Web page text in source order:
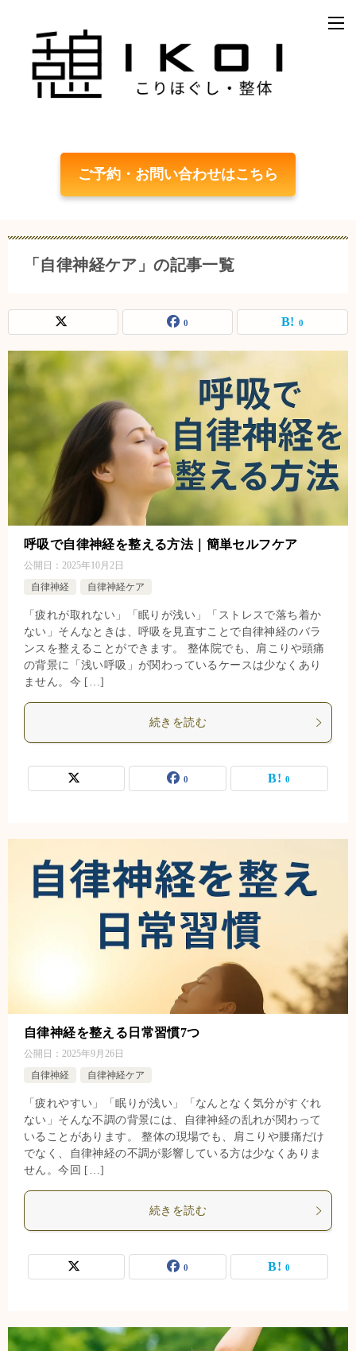
ご予約・お問い合わせはこちら
「自律神経ケア」の記事一覧
0 0
呼吸で自律神経を整える方法｜簡単セルフケア
公開日： 2025年10月2日
自律神経
自律神経ケア
「疲れが取れない」「眠りが浅い」「ストレスで落ち着か
ない」そんなときは、呼吸を見直すことで自律神経のバラ
ンスを整えることができます。 整体院でも、肩こりや頭痛
の背景に「浅い呼吸」が関わっているケースは少なくあり
ません。今 […]
続きを読む
0 0
自律神経を整える日常習慣7つ
公開日： 2025年9月26日
自律神経
自律神経ケア
「疲れやすい」「眠りが浅い」「なんとなく気分がすぐれ
ない」そんな不調の背景には、自律神経の乱れが関わって
いることがあります。 整体の現場でも、肩こりや腰痛だけ
でなく、自律神経の不調が影響している方は少なくありま
せん。今回 […]
続きを読む
0 0